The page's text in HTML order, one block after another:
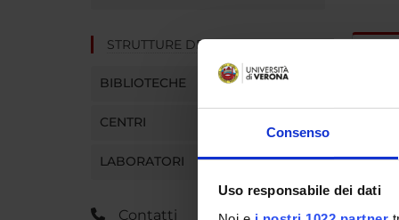
Consenso
Uso responsabile dei dati
STRUTTURE DEL DIPARTIMENTO
BIBLIOTECHE
CENTRI
LABORATORI
Contatti
CARICA